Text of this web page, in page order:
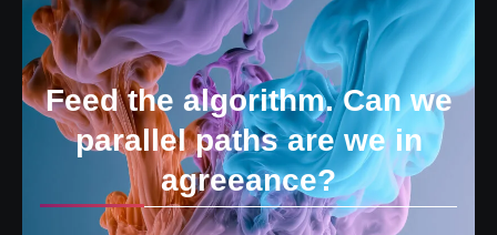
Feed the algorithm. Can we
parallel paths are we in
agreeance?